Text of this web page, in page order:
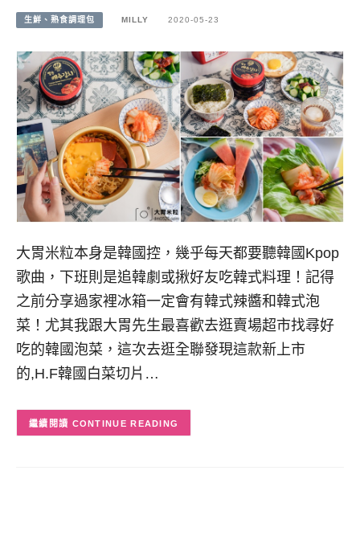
生鮮、熟食調理包 MILLY 2020-05-23
大胃米粒本身是韓國控，幾乎每天都要聽韓國Kpop
歌曲，下班則是追韓劇或揪好友吃韓式料理！記得
之前分享過家裡冰箱一定會有韓式辣醬和韓式泡
菜！尤其我跟大胃先生最喜歡去逛賣場超市找尋好
吃的韓國泡菜，這次去逛全聯發現這款新上市
的,H.F韓國白菜切片…
CONTINUE READING